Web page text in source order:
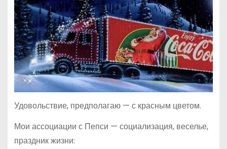
Удовольствие, предполагаю — с красным цветом.
Мои ассоциации с Пепси — социализация, веселье,
праздник жизни: